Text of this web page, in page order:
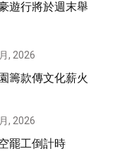
遊行將於週末舉
, 2026
籌款傳文化薪火
, 2026
罷工倒計時